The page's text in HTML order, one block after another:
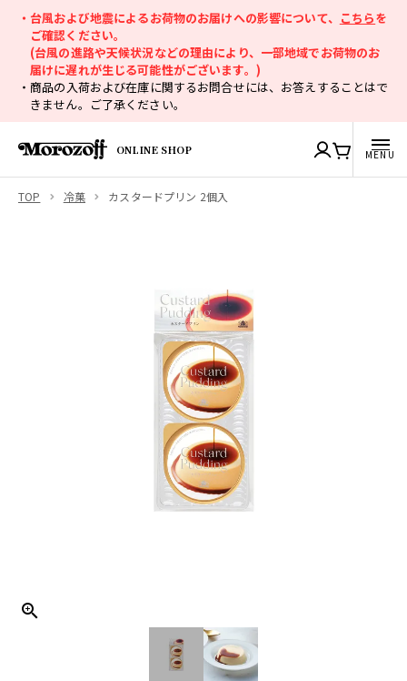
・台風および地震によるお荷物のお届けへの影響について、 こちらを
ご確認ください。
(台風の進路や天候状況などの理由により、一部地域でお荷物のお
届けに遅れが生じる可能性がございます。)
・商品の入荷および在庫に関するお問合せには、お答えすることはで
きません。ご了承ください。
ONLINE SHOP
TOP 冷菓 カスタードプリン 2個入